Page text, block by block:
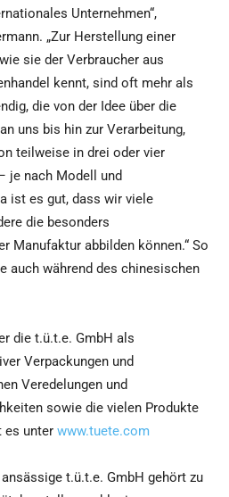
Unternehmen“,
„Zur Herstellung einer
sie der Verbraucher aus
kennt, sind oft mehr als
die von der Idee über die
uns bis hin zur Verarbeitung,
teilweise in drei oder vier
je nach Modell und
ist es gut, dass wir viele
die besonders
Manufaktur abbilden können.“ So
auch während des chinesischen
die t.ü.t.e. GmbH als
Verpackungen und
Veredelungen und
sowie die vielen Produkte
es unter www.tuete.com
t.ü.t.e. GmbH gehört zu